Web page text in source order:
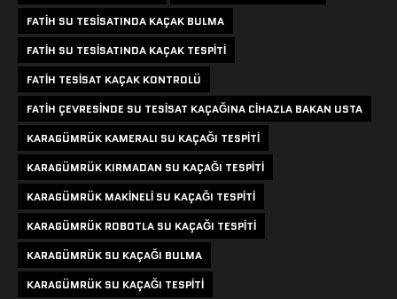
FATIH SU TESISATINDA KAÇAK BULMA
FATIH SU TESISATINDA KAÇAK TESPITI
FATIH TESISAT KAÇAK KONTROLÜ
FATIH ÇEVRESINDE SU TESISAT KAÇAĞINA CIHAZLA BAKAN USTA
KARAGÜMRÜK KAMERALI SU KAÇAĞI TESPITI
KARAGÜMRÜK KIRMADAN SU KAÇAĞI TESPITI
KARAGÜMRÜK MAKINELI SU KAÇAĞI TESPITI
KARAGÜMRÜK ROBOTLA SU KAÇAĞI TESPITI
KARAGÜMRÜK SU KAÇAĞI BULMA
KARAGÜMRÜK SU KAÇAĞI TESPITI